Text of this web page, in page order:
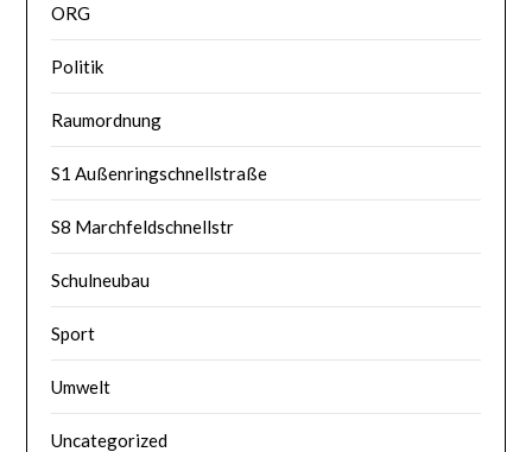
ORG
Politik
Raumordnung
S1 Außenringschnellstraße
S8 Marchfeldschnellstr
Schulneubau
Sport
Umwelt
Uncategorized